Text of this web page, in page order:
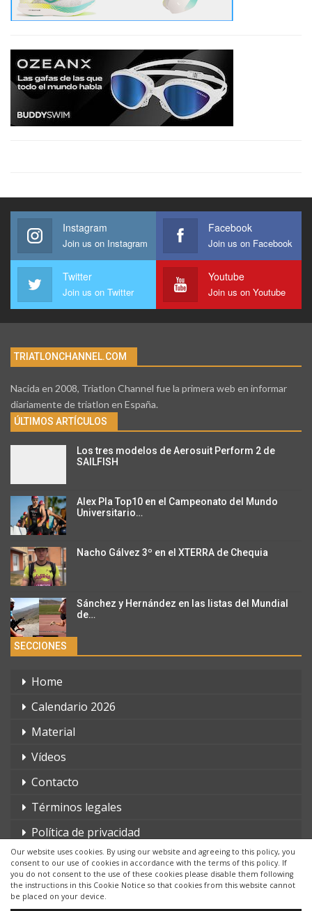
Our website uses cookies. By using our website and agreeing to this policy, you
consent to our use of cookies in accordance with the terms of this policy. If
you do not consent to the use of these cookies please disable them following
the instructions in this Cookie Notice so that cookies from this website cannot
be placed on your device.
Instagram
Join us on Instagram
Facebook
Join us on Facebook
Twitter
Join us on Twitter
Youtube
Join us on Youtube
TRIATLONCHANNEL.COM
Nacida en 2008, Triatlon Channel fue la primera web en informar
diariamente de triatlon en España.
ÚLTIMOS ARTÍCULOS
Los tres modelos de Aerosuit Perform 2 de
SAILFISH
Alex Pla Top10 en el Campeonato del Mundo
Universitario…
Nacho Gálvez 3º en el XTERRA de Chequia
Sánchez y Hernández en las listas del Mundial
de…
SECCIONES
Home
Calendario 2026
Material
Vídeos
Contacto
Términos legales
Política de privacidad
© 2026 - triatlonchannel.com. Todos los derechos reservados.